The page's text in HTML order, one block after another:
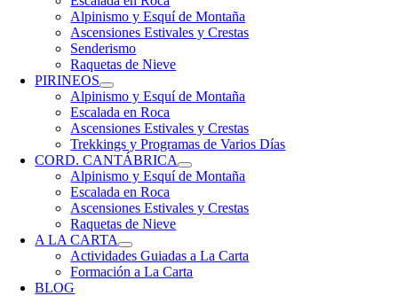
Alpinismo y Esquí de Montaña
Ascensiones Estivales y Crestas
Senderismo
Raquetas de Nieve
PIRINEOS
Alpinismo y Esquí de Montaña
Escalada en Roca
Ascensiones Estivales y Crestas
Trekkings y Programas de Varios Días
CORD. CANTÁBRICA
Alpinismo y Esquí de Montaña
Escalada en Roca
Ascensiones Estivales y Crestas
Raquetas de Nieve
A LA CARTA
Actividades Guiadas a La Carta
Formación a La Carta
BLOG